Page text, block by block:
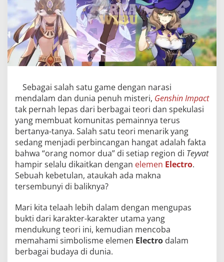
Sebagai salah satu game dengan narasi
mendalam dan dunia penuh misteri, Genshin Impact
tak pernah lepas dari berbagai teori dan spekulasi
yang membuat komunitas pemainnya terus
bertanya-tanya. Salah satu teori menarik yang
sedang menjadi perbincangan hangat adalah fakta
bahwa “orang nomor dua” di setiap region di Teyvat
hampir selalu dikaitkan dengan elemen Electro.
Sebuah kebetulan, ataukah ada makna
tersembunyi di baliknya?
Mari kita telaah lebih dalam dengan mengupas
bukti dari karakter-karakter utama yang
mendukung teori ini, kemudian mencoba
memahami simbolisme elemen Electro dalam
berbagai budaya di dunia.